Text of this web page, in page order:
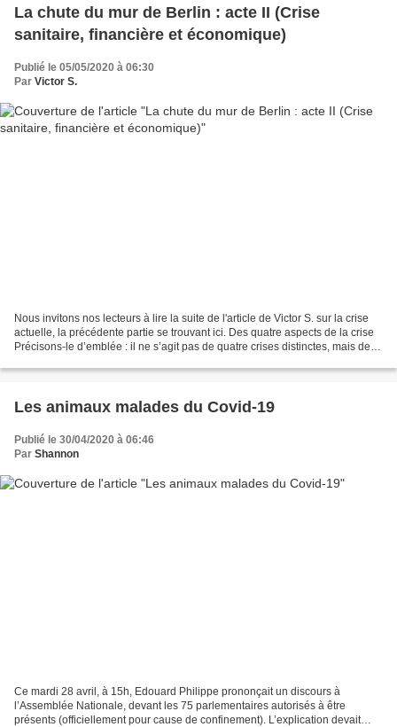
La chute du mur de Berlin : acte II (Crise
sanitaire, financière et économique)
Publié le 05/05/2020 à 06:30
Par Victor S.
Nous invitons nos lecteurs à lire la suite de l'article de Victor S. sur la crise
actuelle, la précédente partie se trouvant ici. Des quatre aspects de la crise
Précisons-le d’emblée : il ne s’agit pas de quatre crises distinctes, mais de
Les animaux malades du Covid-19
Publié le 30/04/2020 à 06:46
Par Shannon
Ce mardi 28 avril, à 15h, Edouard Philippe prononçait un discours à
l’Assemblée Nationale, devant les 75 parlementaires autorisés à être
présents (officiellement pour cause de confinement). L’explication devait